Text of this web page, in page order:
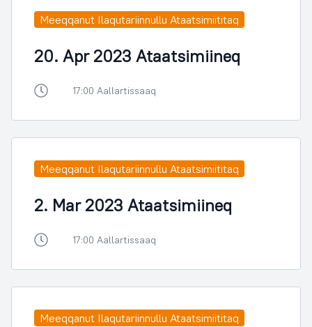
Meeqqanut Ilaqutariinnullu Ataatsimiititaq
20. Apr 2023 Ataatsimiineq
17:00 Aallartissaaq
Meeqqanut Ilaqutariinnullu Ataatsimiititaq
2. Mar 2023 Ataatsimiineq
17:00 Aallartissaaq
Meeqqanut Ilaqutariinnullu Ataatsimiititaq